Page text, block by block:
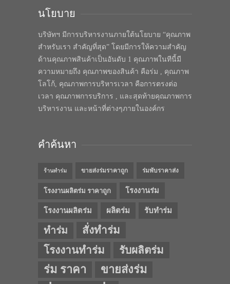
นโยบาย
บริษัทฯ มีการบริหารงานภายใต้นโยบาย “คุณภาพ
สำหรับเรา สำคัญที่สุด” โดยมีการให้ความสำคัญ
ด้านคุณภาพสินค้าเป็นอันดับ 1 คุณภาพในทีนี้มี
ความหมายถึง คุณภาพของสินค้า คือร่ม , คุณภาพ
โลโก้, คุณภาพการบริหารเวลา คือการตรงต่อ
เวลา คุณภาพการบริการ , และสุดท้ายคุณภาพการ
บริหารงาน และหน้าที่ต่างๆภายในองค์กร
คำค้นหา
ร้านทำร่ม ขายส่งร่มราคาถูก ร่มพับราคาส่ง
โรงงานผลิตร่ม ราคาถูก โรงงานร่ม
โรงงานผลิตร่ม ผลิตร่ม รับทำร่ม
ทำร่ม
สั่งทำร่ม
โรงงานทำร่ม
รับผลิตร่ม
ร่ม ราคา ขายส่งร่ม